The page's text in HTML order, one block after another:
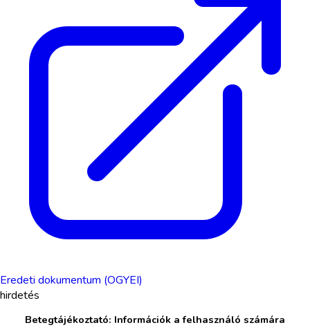
Eredeti dokumentum (OGYEI)
hirdetés
Betegtájékoztató: Információk a felhasználó számára